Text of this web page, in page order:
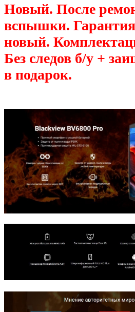
Новый. После
вспышки.
новый.
Без следов б/у +
в подарок.